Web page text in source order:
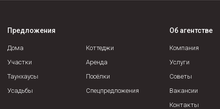
Предложения
Дома
Участки
Таунхаусы
Усадьбы
Коттеджи
Аренда
Посёлки
Спецпредложения
Об агентстве
Компания
Услуги
Советы
Вакансии
Контакты